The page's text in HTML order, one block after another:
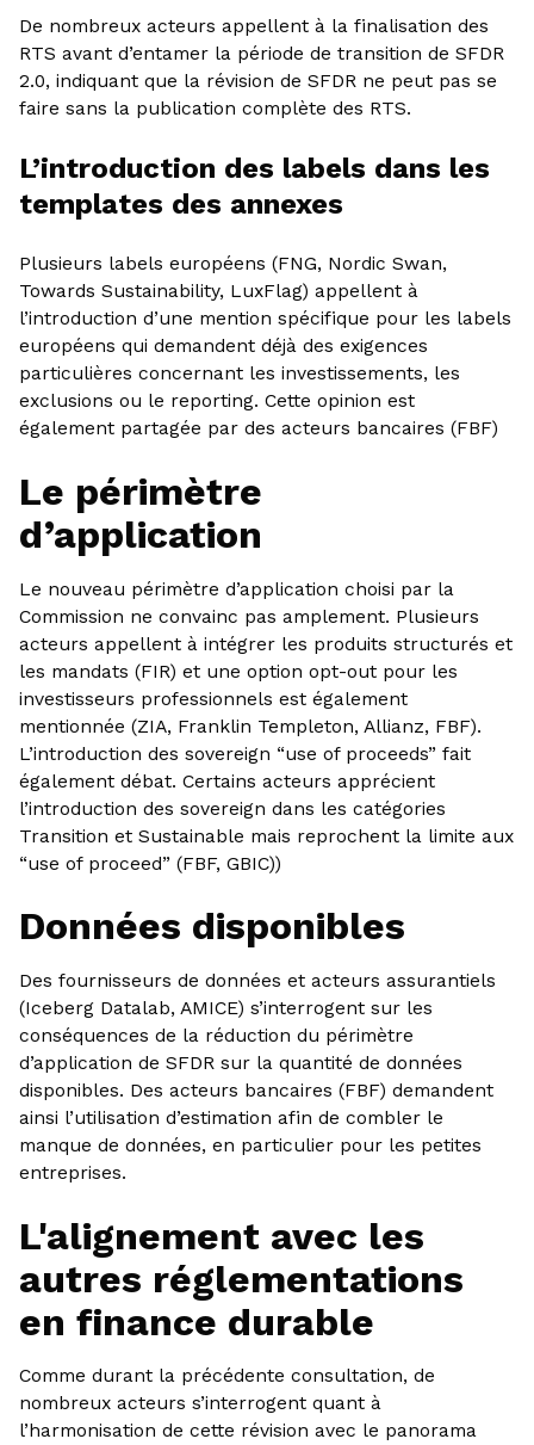
De nombreux acteurs appellent à la finalisation des
RTS avant d’entamer la période de transition de SFDR
2.0, indiquant que la révision de SFDR ne peut pas se
faire sans la publication complète des RTS.
L’introduction des labels dans les
templates des annexes
Plusieurs labels européens (FNG, Nordic Swan,
Towards Sustainability, LuxFlag) appellent à
l’introduction d’une mention spécifique pour les labels
européens qui demandent déjà des exigences
particulières concernant les investissements, les
exclusions ou le reporting. Cette opinion est
également partagée par des acteurs bancaires (FBF)
Le périmètre
d’application
Le nouveau périmètre d’application choisi par la
Commission ne convainc pas amplement. Plusieurs
acteurs appellent à intégrer les produits structurés et
les mandats (FIR) et une option opt-out pour les
investisseurs professionnels est également
mentionnée (ZIA, Franklin Templeton, Allianz, FBF).
L’introduction des sovereign “use of proceeds” fait
également débat. Certains acteurs apprécient
l’introduction des sovereign dans les catégories
Transition et Sustainable mais reprochent la limite aux
“use of proceed” (FBF, GBIC))
Données disponibles
Des fournisseurs de données et acteurs assurantiels
(Iceberg Datalab, AMICE) s’interrogent sur les
conséquences de la réduction du périmètre
d’application de SFDR sur la quantité de données
disponibles. Des acteurs bancaires (FBF) demandent
ainsi l’utilisation d’estimation afin de combler le
manque de données, en particulier pour les petites
entreprises.
L'alignement avec les
autres réglementations
en finance durable
Comme durant la précédente consultation, de
nombreux acteurs s’interrogent quant à
l’harmonisation de cette révision avec le panorama